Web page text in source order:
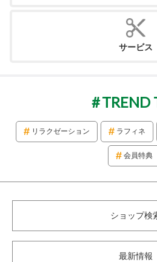
サービス
TREND
リラクゼーション ラフィネ
会員特典
ショップ検
最新情報